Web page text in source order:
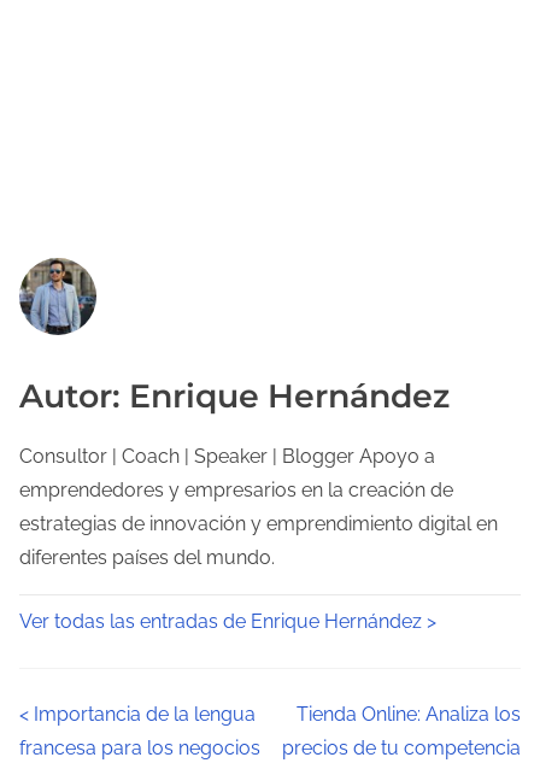
Autor: Enrique Hernández
Consultor | Coach | Speaker | Blogger Apoyo a
emprendedores y empresarios en la creación de
estrategias de innovación y emprendimiento digital en
diferentes países del mundo.
Ver todas las entradas de Enrique Hernández >
N
< Importancia de la lengua
francesa para los negocios
Tienda Online: Analiza los
precios de tu competencia